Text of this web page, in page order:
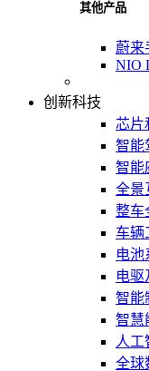
其他产品
蔚来
NIO
创新科技
芯片
智能
智能
全景
整车
车辆
电池
电驱
智能
智慧
人工
全球